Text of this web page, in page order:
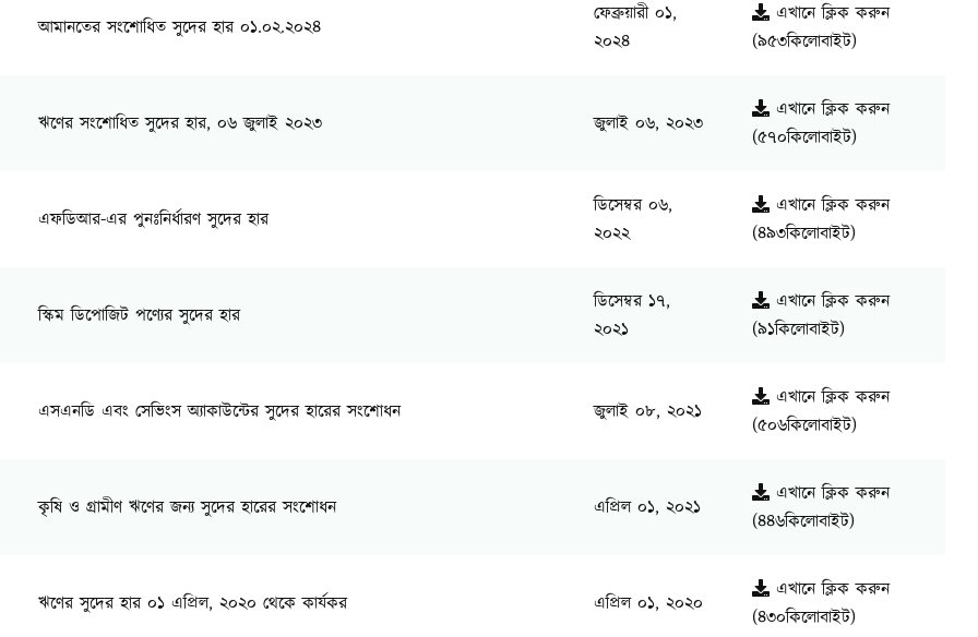
আমানতের সংশোধিত সুদের হার ০১.০২.২০২৪
ফেব্রুয়ারী ০১,
২০২৪
এখানে ক্লিক করুন
(৯৫৩কিলোবাইট)
ঋণের সংশোধিত সুদের হার, ০৬ জুলাই ২০২৩ জুলাই ০৬, ২০২৩
এখানে ক্লিক করুন
(৫৭০কিলোবাইট)
এফডিআর-এর পুনঃনির্ধারণ সুদের হার
ডিসেম্বর ০৬,
২০২২
এখানে ক্লিক করুন
(৪৯৩কিলোবাইট)
স্কিম ডিপোজিট পণ্যের সুদের হার
ডিসেম্বর ১৭,
২০২১
এখানে ক্লিক করুন
(৯১কিলোবাইট)
এসএনডি এবং সেভিংস অ্যাকাউন্টের সুদের হারের সংশোধন জুলাই ০৮, ২০২১
এখানে ক্লিক করুন
(৫০৬কিলোবাইট)
কৃষি ও গ্রামীণ ঋণের জন্য সুদের হারের সংশোধন এপ্রিল ০১, ২০২১
এখানে ক্লিক করুন
(৪৪৬কিলোবাইট)
ঋণের সুদের হার ০১ এপ্রিল, ২০২০ থেকে কার্যকর এপ্রিল ০১, ২০২০
এখানে ক্লিক করুন
(৪৩০কিলোবাইট)